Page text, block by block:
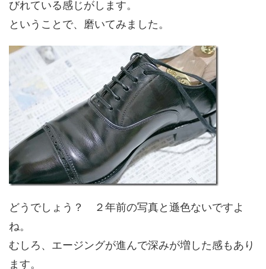
びれている感じがします。
ということで、磨いてみました。
どうでしょう？ ２年前の写真と遜色ないですよ
ね。
むしろ、エージングが進んで深みが増した感もあり
ます。